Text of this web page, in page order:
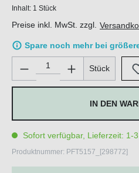
Inhalt: 1 Stück
Preise inkl. MwSt. zzgl.
Spare noch mehr bei
Produkt Anzahl: Gib den
Stück
IN DEN
Sofort verfügbar, Lieferzeit: 1-
Produktnummer: PFT5157_[298772]